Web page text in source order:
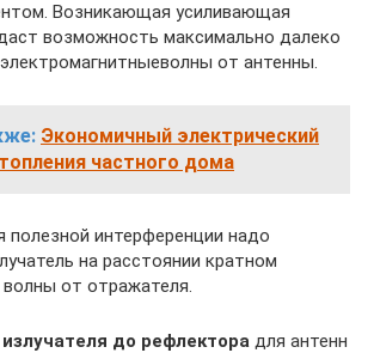
Возникающая усиливающая
возможность максимально далеко
от антенны.
Экономичный электрический
частного дома
интерференции надо
на расстоянии кратном
от отражателя.
до рефлектора для антенн